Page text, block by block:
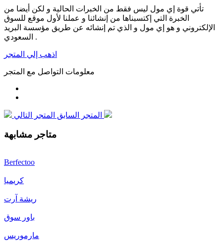
تأتي قوة إي مول ليس فقط من الخبرات الحالية و لكن أيضا من
الخبرة التي إكتسبناها من إنشائنا و عملنا لأول موقع للسوق
الإلكتروني و هو إي مول و الذي تم إنشائه عن طريق مؤسسة البريد
السعودي .
اذهب إلي المتجر
معلومات التواصل مع المتجر
المتجر السابق
متاجر مشابهة
Berfectoo
كريميا
ريشة آرت
باور سوق
مارموريس